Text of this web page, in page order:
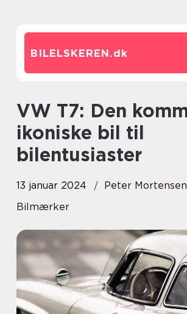
BILELSKEREN.dk
VW T7: Den kommende
ikoniske bil til
bilentusiaster
13 januar 2024
Peter Mortensen
Bilmærker